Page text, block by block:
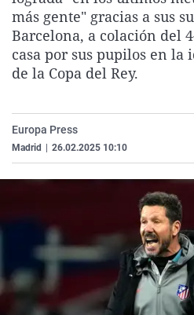
más gente" gracias a sus
Barcelona, a colación del
casa por sus pupilos en la
de la Copa del Rey.
Europa Press
Madrid 26.02.2025 10:10